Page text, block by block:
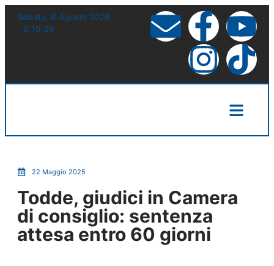
Sabato, 8 Agosto 2026
- 9:15:40
22 Maggio 2025
Todde, giudici in Camera
di consiglio: sentenza
attesa entro 60 giorni